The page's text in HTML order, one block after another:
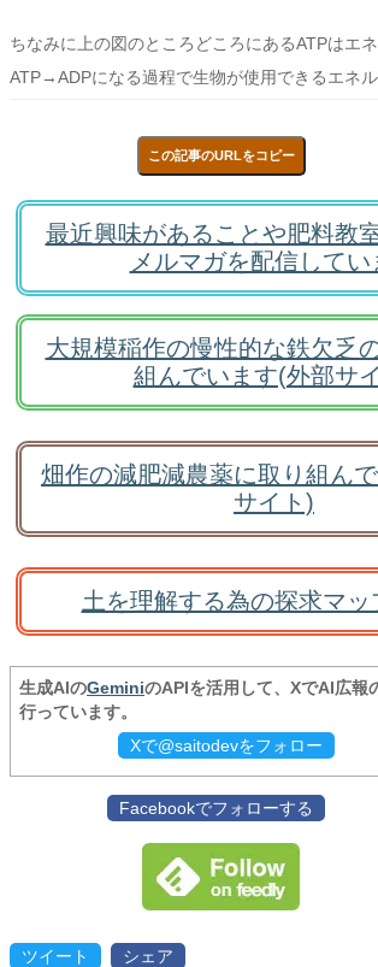
ちなみに上の図のところどころにあるATPはエネ
ATP→ADPになる過程で生物が使用できるエネル
この記事のURLをコピー
最近興味があることや肥料教
メルマガを配信してい
大規模稲作の慢性的な鉄欠乏
組んでいます(外部サ
畑作の減肥減農薬に取り組ん
サイト)
土を理解する為の探求マッ
生成AIのGeminiのAPIを活用して、XでAI広報
行っています。
Xで@saitodevをフォロー
Facebookでフォローする
ツイート シェア